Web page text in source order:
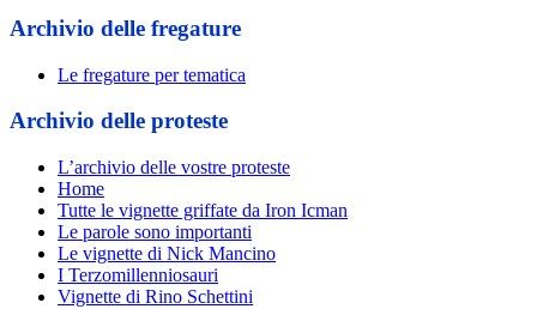
Archivio delle fregature
Le fregature per tematica
Archivio delle proteste
L’archivio delle vostre proteste
Home
Tutte le vignette griffate da Iron Icman
Le parole sono importanti
Le vignette di Nick Mancino
I Terzomillenniosauri
Vignette di Rino Schettini